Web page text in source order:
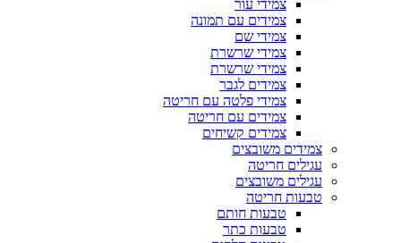
צמידי עור
צמידים עם תמונה
צמידי שם
צמידי שרשרת
צמידי שרשרת
צמידים לגבר
צמידי פלטה עם חריטה
צמידים עם חריטה
צמידים קשיחים
צמידים משובצים
עגילים חריטה
עגילים משובצים
טבעות חריטה
טבעות חותם
טבעות כתר